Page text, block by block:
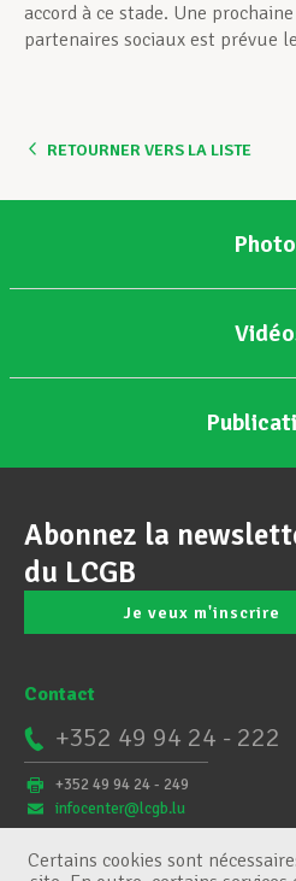
accord à ce stade. Une
partenaires sociaux est prévue
RETOURNER VERS LA LISTE
Abonnez la
du LCGB
Je veux m'inscrire
Contact
+352 49 94 24 - 222
+352 49 94 24 - 249
infocenter@lcgb.lu
Certains cookies sont